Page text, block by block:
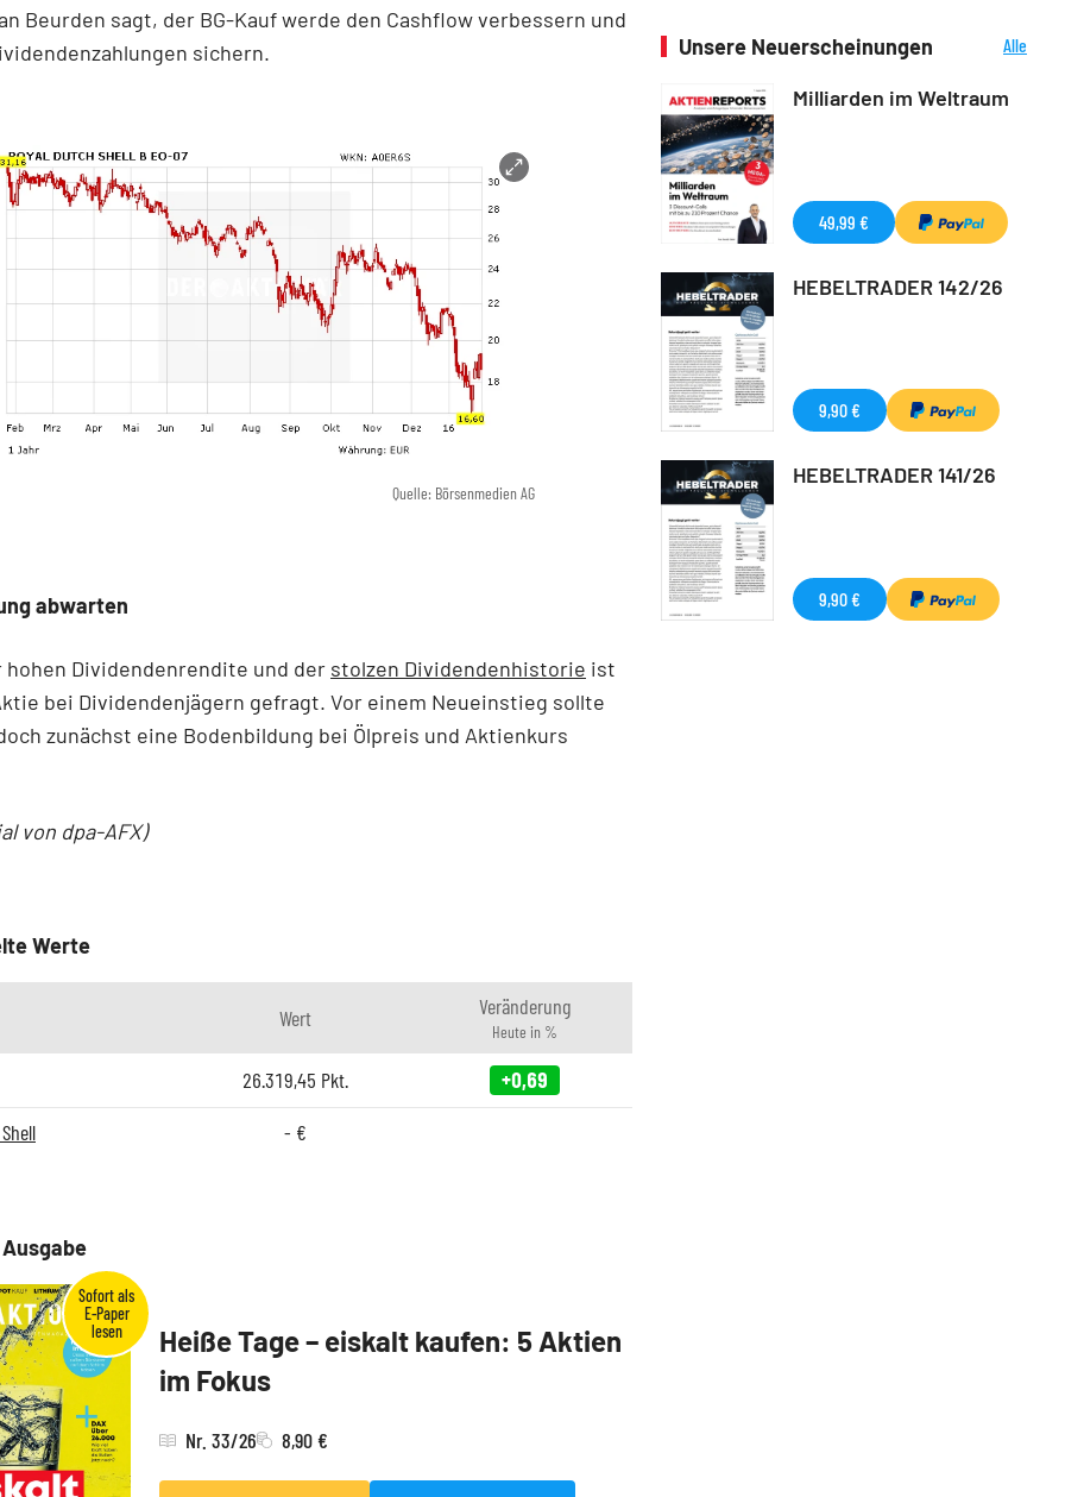
Beurden sagt, der BG-Kauf werde den Cashflow verbessern und
sichern.
Quelle: Börsenmedien AG
abwarten
hohen Dividendenrendite und der stolzen Dividendenhistorie ist
bei Dividendenjägern gefragt. Vor einem Neueinstieg sollte
zunächst eine Bodenbildung bei Ölpreis und Aktienkurs
von dpa-AFX)
Werte
Wert Veränderung
Heute in %
26.319,45 Pkt.
+0,69
- €
Heiße Tage – eiskalt kaufen: 5 Aktien
im Fokus
Nr. 33/26 8,90 €
Unsere Neuerscheinungen
Alle
Milliarden im Weltraum
49,99 €
HEBELTRADER 142/26
9,90 €
HEBELTRADER 141/26
9,90 €